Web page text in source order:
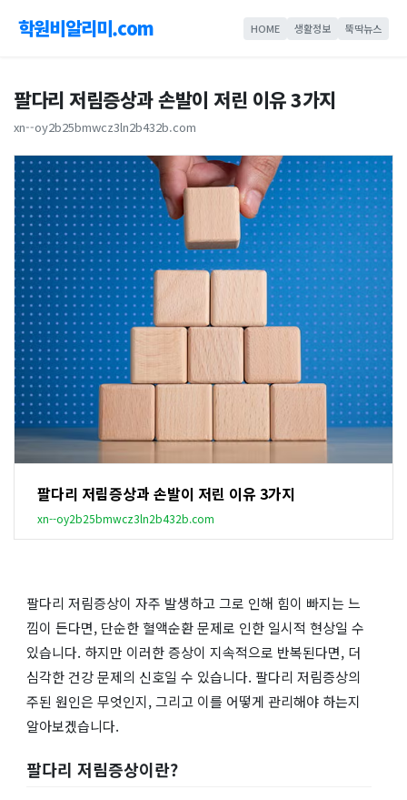
학원비알리미.com HOME 생활정보 뚝딱뉴스
팔다리 저림증상과 손발이 저린 이유 3가지
xn--oy2b25bmwcz3ln2b432b.com
팔다리 저림증상과 손발이 저린 이유 3가지
xn--oy2b25bmwcz3ln2b432b.com
팔다리 저림증상이 자주 발생하고 그로 인해 힘이 빠지는 느
낌이 든다면, 단순한 혈액순환 문제로 인한 일시적 현상일 수
있습니다. 하지만 이러한 증상이 지속적으로 반복된다면, 더
심각한 건강 문제의 신호일 수 있습니다. 팔다리 저림증상의
주된 원인은 무엇인지, 그리고 이를 어떻게 관리해야 하는지
알아보겠습니다.
팔다리 저림증상이란?